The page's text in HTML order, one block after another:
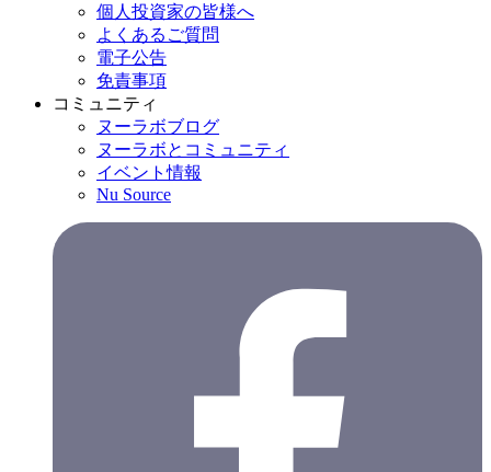
個人投資家の皆様へ
よくあるご質問
電子公告
免責事項
コミュニティ
ヌーラボブログ
ヌーラボとコミュニティ
イベント情報
Nu Source